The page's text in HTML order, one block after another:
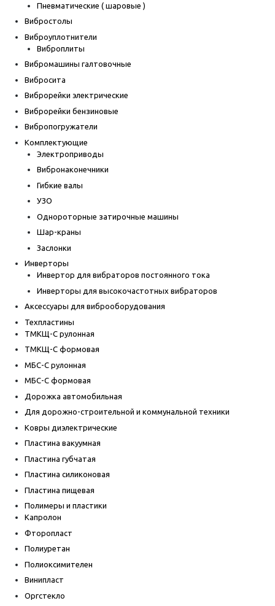
Пневматические ( шаровые )
Вибростолы
Виброуплотнители
Виброплиты
Вибромашины галтовочные
Вибросита
Виброрейки электрические
Виброрейки бензиновые
Вибропогружатели
Комплектующие
Электроприводы
Вибронаконечники
Гибкие валы
УЗО
Однороторные затирочные машины
Шар-краны
Заслонки
Инверторы
Инвертор для вибраторов постоянного тока
Инверторы для высокочастотных вибраторов
Аксессуары для виброоборудования
Техпластины
ТМКЩ-С рулонная
ТМКЩ-С формовая
МБС-С рулонная
МБС-С формовая
Дорожка автомобильная
Для дорожно-строительной и коммунальной техники
Ковры диэлектрические
Пластина вакуумная
Пластина губчатая
Пластина силиконовая
Пластина пищевая
Полимеры и пластики
Капролон
Фторопласт
Полиуретан
Полиоксимителен
Винипласт
Оргстекло